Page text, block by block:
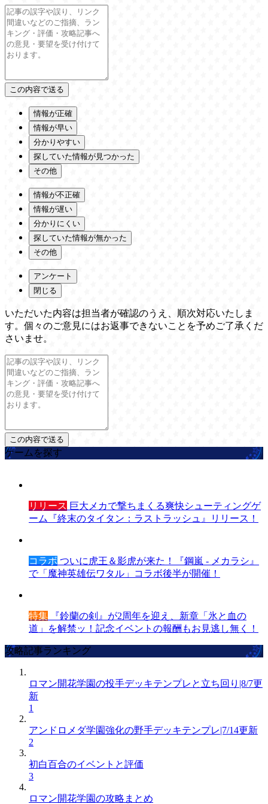
情報が正確
情報が早い
分かりやすい
探していた情報が見つかった
その他
情報が不正確
情報が遅い
分かりにくい
探していた情報が無かった
その他
アンケート
閉じる
いただいた内容は担当者が確認のうえ、順次対応いたしま
す。個々のご意見にはお返事できないことを予めご了承くだ
さいませ。
ゲームを探す
リリース 巨大メカで撃ちまくる爽快シューティングゲ
ーム『終末のタイタン：ラストラッシュ』リリース！
コラボ ついに虎王＆影虎が来た！『鋼嵐 - メカラシ』
で「魔神英雄伝ワタル」コラボ後半が開催！
特集 『鈴蘭の剣』が2周年を迎え、新章「氷と血の
道」を解禁ッ！記念イベントの報酬もお見逃し無く！
攻略記事ランキング
ロマン開花学園の投手デッキテンプレと立ち回り|8/7更
新
1
アンドロメダ学園強化の野手デッキテンプレ|7/14更新
2
初白百合のイベントと評価
3
ロマン開花学園の攻略まとめ